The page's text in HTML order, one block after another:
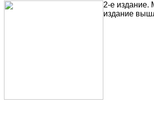
2-е издание.
издание